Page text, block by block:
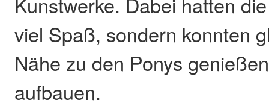
viel Spaß, sondern konnten
Nähe zu den Ponys
aufbauen.